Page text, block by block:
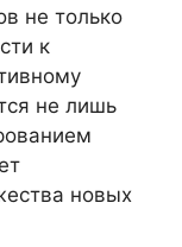
не только
к
не лишь
новых